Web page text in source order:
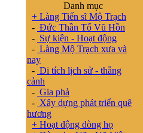
Danh mục
+ Làng Tiến sĩ Mộ Trạch
- Đức Thần Tổ Vũ Hồn
- Sự kiện - Hoạt động
- Làng Mộ Trạch xưa và
nay
- Di tích lịch sử - thắng
cảnh
- Gia phả
- Xây dựng phát triển quê
hương
+ Hoạt động dòng họ